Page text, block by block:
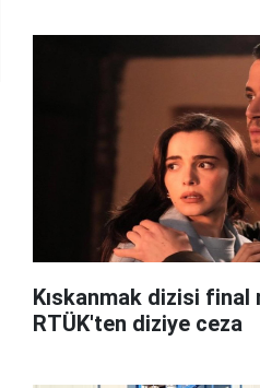
Kıskanmak dizisi final
RTÜK'ten diziye ceza